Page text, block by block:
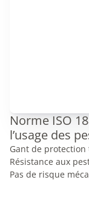
Norme ISO
l’usage des
Gant de
Résistance aux
Pas de risque